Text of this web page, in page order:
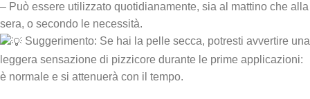
– Può essere utilizzato quotidianamente, sia al mattino che alla
sera, o secondo le necessità.
Suggerimento: Se hai la pelle secca, potresti avvertire una
leggera sensazione di pizzicore durante le prime applicazioni:
è normale e si attenuerà con il tempo.